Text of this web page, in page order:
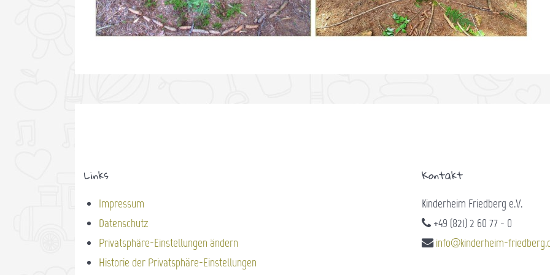
Links
Impressum
Datenschutz
Privatsphäre-Einstellungen ändern
Historie der Privatsphäre-Einstellungen
Kontakt
Kinderheim Friedberg e.V.
+49 (821) 2 60 77 - 0
info@kinderheim-